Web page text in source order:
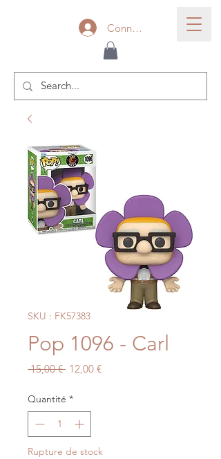
Connexion
SKU : FK57383
Pop 1096 - Carl
15,00 € Prix
12,00 €Prix
Quantité *
Rupture de stock